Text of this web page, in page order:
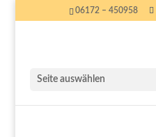
06172 – 450958
Seite auswählen